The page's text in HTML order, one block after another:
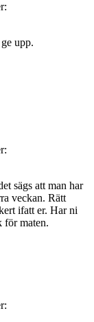
upp.
sägs att man har
veckan. Rätt
ifatt er. Har ni
maten.